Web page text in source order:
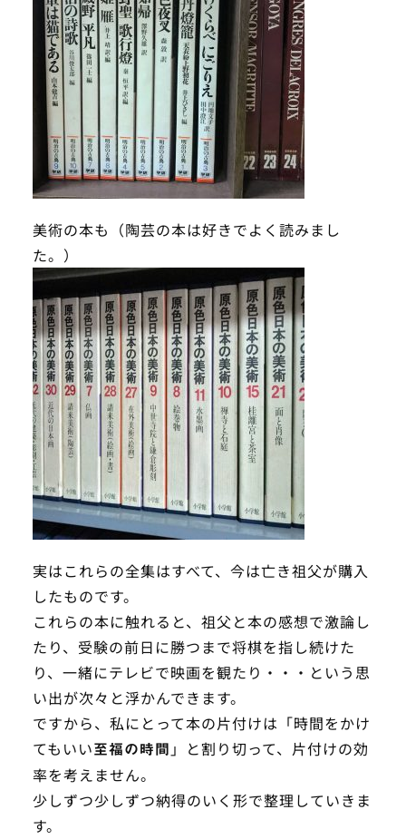
美術の本も（陶芸の本は好きでよく読みまし
た。）
実はこれらの全集はすべて、今は亡き祖父が購入
したものです。
これらの本に触れると、祖父と本の感想で激論し
たり、受験の前日に勝つまで将棋を指し続けた
り、一緒にテレビで映画を観たり・・・という思
い出が次々と浮かんできます。
ですから、私にとって本の片付けは「時間をかけ
てもいい至福の時間 」と割り切って、片付けの効
率を考えません。
少しずつ少しずつ納得のいく形で整理していきま
す。